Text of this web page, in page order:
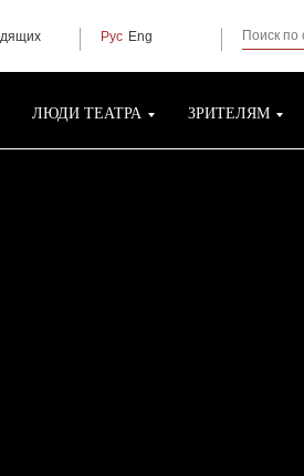
Рус Eng
ЛЮДИ ТЕАТРА ЗРИТЕЛЯМ